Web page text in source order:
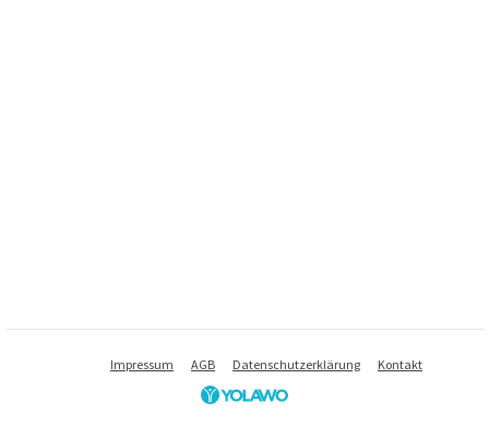
Impressum AGB Datenschutzerklärung Kontakt